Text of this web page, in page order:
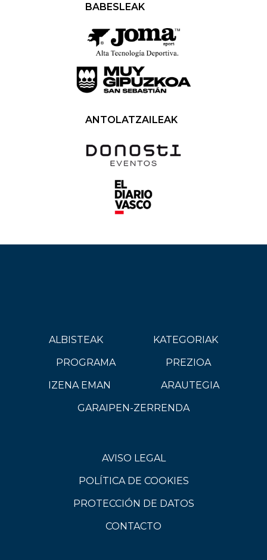
BABESLEAK
ANTOLATZAILEAK
ALBISTEAK
KATEGORIAK
PROGRAMA
PREZIOA
IZENA EMAN
ARAUTEGIA
GARAIPEN-ZERRENDA
AVISO LEGAL
POLÍTICA DE COOKIES
PROTECCIÓN DE DATOS
CONTACTO